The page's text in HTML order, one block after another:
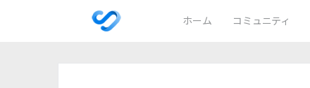
ホーム コミュニティ